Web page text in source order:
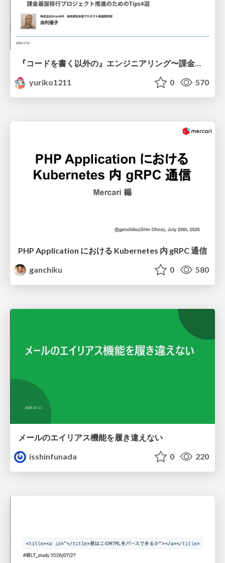
『コードを書く以外の』エンジニアリング〜課金基盤移行プロジェクト推進のためのTips4選
yuriko1211
0 570
PHP Application における Kubernetes 内 gRPC 通信
ganchiku
0 580
メールのエイリアス機能を履き違えない
isshinfunada
0 220